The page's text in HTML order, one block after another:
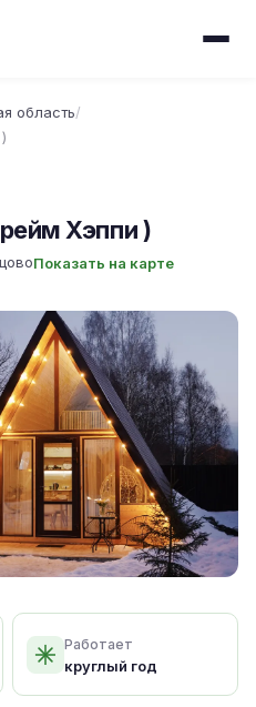
область/
Хэппи )
Показать на карте
Работает
круглый год